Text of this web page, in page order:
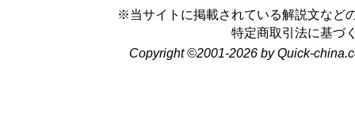
※当サイトに掲載されている解説文など
特定商取引法に基づ
Copyright ©2001-2026 by Quick-